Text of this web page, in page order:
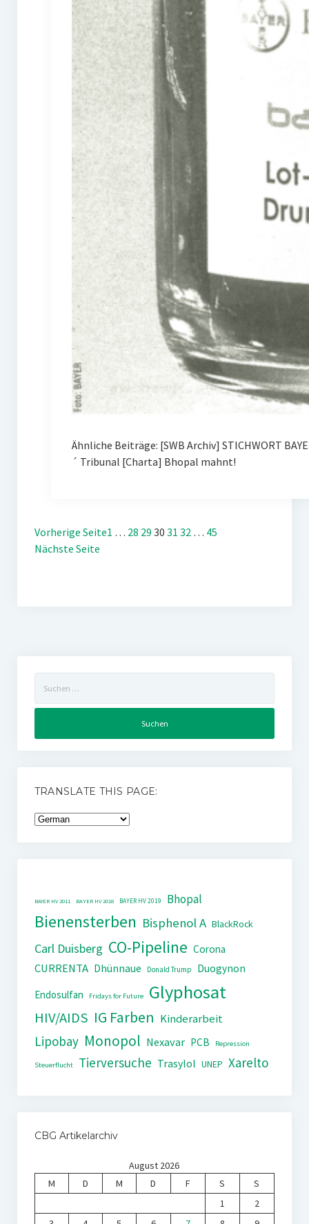
Ähnliche Beiträge: [SWB Archiv] STICHWORT
´ Tribunal [Charta] Bhopal mahnt!
Vorherige Seite1 … 28 29 30 31 32 … 45
Nächste Seite
nach:
TRANSLATE THIS PAGE:
BAYER HV 2011 BAYER HV 2018 BAYER HV 2019 Bhopal
Bienensterben Bisphenol A BlackRock
Carl Duisberg CO-Pipeline Corona
CURRENTA Dhünnaue Donald Trump
Duogynon
Endosulfan
Fridays for Future Glyphosat
HIV/AIDS IG Farben Kinderarbeit
Lipobay Monopol Nexavar PCB Repression
Steuerflucht Tierversuche Trasylol UNEP Xarelto
CBG Artikelarchiv
August 2026
M
D M D F S
S
1
2